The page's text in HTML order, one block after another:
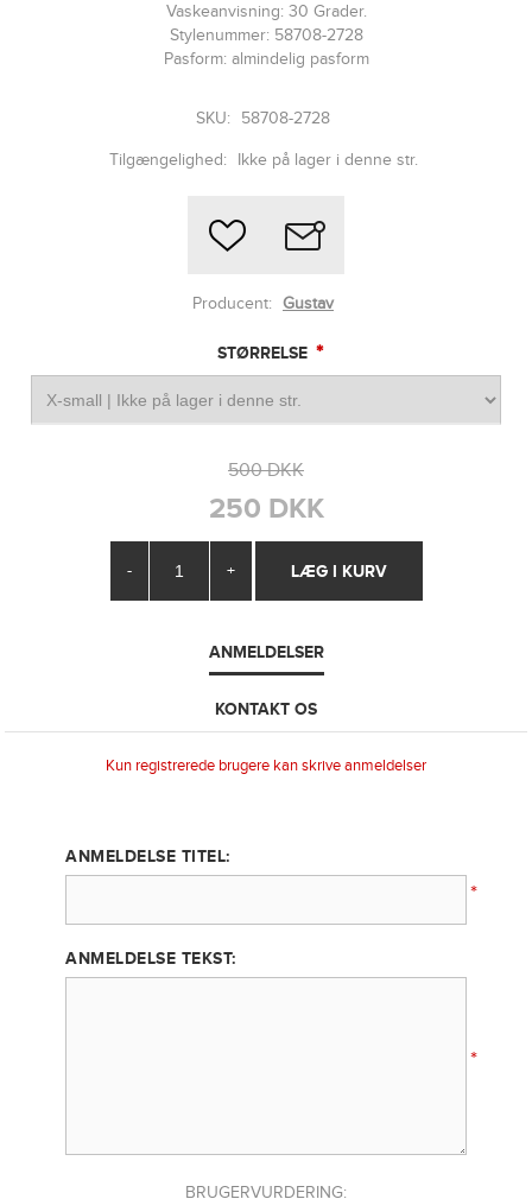
Vaskeanvisning: 30 Grader.
Stylenummer: 58708-2728
Pasform: almindelig pasform
SKU: 58708-2728
Tilgængelighed: Ikke på lager i denne str.
Producent: Gustav
STØRRELSE *
500 DKK
250 DKK
- +
ANMELDELSER
KONTAKT OS
Kun registrerede brugere kan skrive anmeldelser
ANMELDELSE TITEL:
*
ANMELDELSE TEKST:
*
BRUGERVURDERING: